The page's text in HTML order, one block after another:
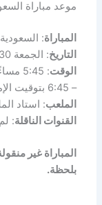
موعد مباراة
المباراة:
التاريخ: الجمعة 30 مايو 2025
الوقت
– 6:45 بتوقيت الإمارات
الملعب: استاد
القنوات الناقلة:
المباراة غير
بلحظة.